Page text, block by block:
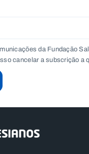
da Fundação
cancelar a subscrição a